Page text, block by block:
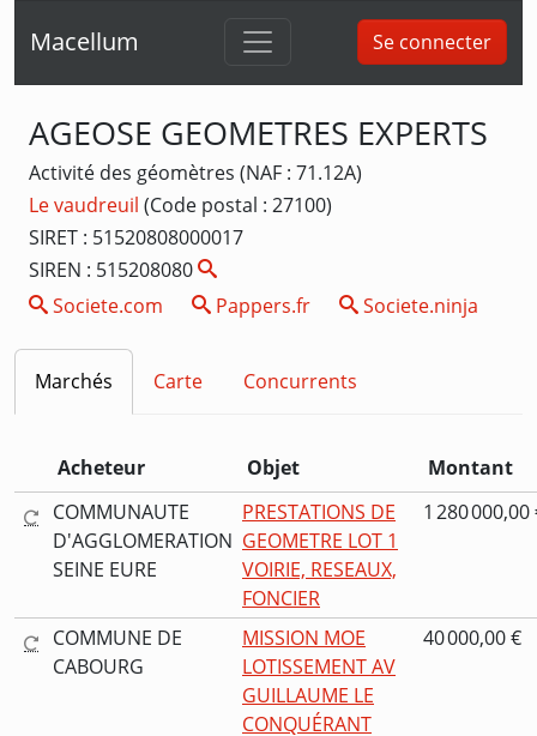
Macellum Se connecter
AGEOSE GEOMETRES EXPERTS
Activité des géomètres (NAF : 71.12A)
Le vaudreuil (Code postal : 27100)
SIRET : 51520808000017
SIREN : 515208080
Societe.com
Pappers.fr Societe.ninja
Marchés Carte Concurrents
Acheteur Objet
Montant
COMMUNAUTE
D'AGGLOMERATION
SEINE EURE
PRESTATIONS DE
GEOMETRE LOT 1
VOIRIE, RESEAUX,
FONCIER
1 280 000,00
COMMUNE DE
CABOURG
MISSION MOE
LOTISSEMENT AV
GUILLAUME LE
CONQUÉRANT
40 000,00 €